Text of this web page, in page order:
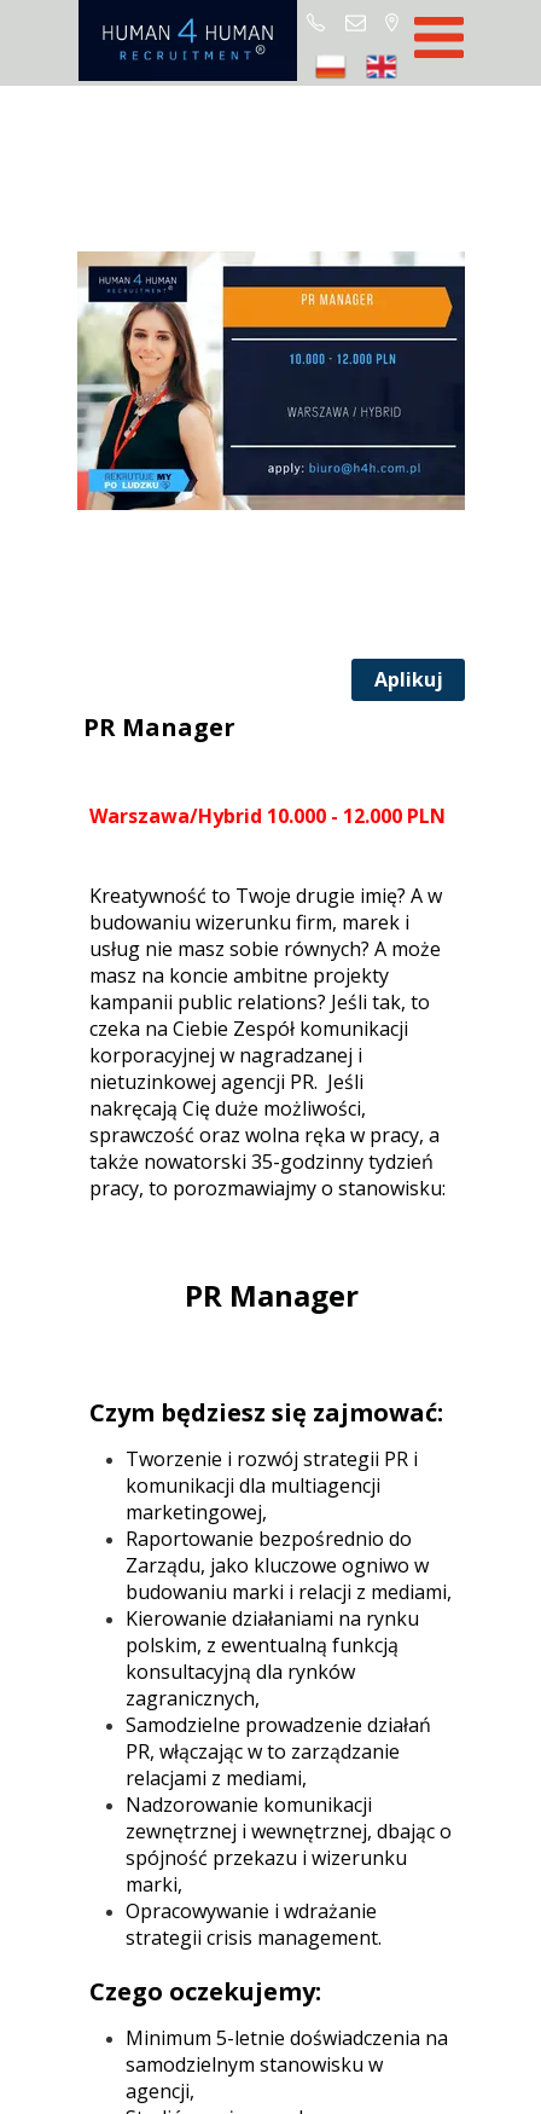
Start
Partnerzy
Aplikuj
Warszawa/Hybrid 10.000 - 12.000 PLN
Kreatywność to Twoje drugie imię? A w
budowaniu wizerunku firm, marek i
usług nie masz sobie równych? A może
masz na koncie ambitne projekty
kampanii public relations? Jeśli tak, to
czeka na Ciebie Zespół komunikacji
korporacyjnej w nagradzanej i
nietuzinkowej agencji PR. Jeśli
nakręcają Cię duże możliwości,
sprawczość oraz wolna ręka w pracy, a
także nowatorski 35-godzinny tydzień
pracy, to porozmawiajmy o stanowisku:
PR Manager
Czym będziesz się zajmować:
Tworzenie i rozwój strategii PR i
komunikacji dla multiagencji
marketingowej,
Raportowanie bezpośrednio do
Zarządu, jako kluczowe ogniwo w
budowaniu marki i relacji z mediami,
Kierowanie działaniami na rynku
polskim, z ewentualną funkcją
konsultacyjną dla rynków
zagranicznych,
Samodzielne prowadzenie działań
PR, włączając w to zarządzanie
relacjami z mediami,
Nadzorowanie komunikacji
zewnętrznej i wewnętrznej, dbając o
spójność przekazu i wizerunku
marki,
Opracowywanie i wdrażanie
strategii crisis management.
Czego oczekujemy:
Minimum 5-letnie doświadczenia na
samodzielnym stanowisku w
agencji,
PR Manager